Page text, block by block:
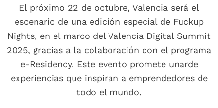
El próximo 22 de octubre, Valencia será el
escenario de una edición especial de Fuckup
Nights, en el marco del Valencia Digital Summit
2025, gracias a la colaboración con el programa
e-Residency. Este evento promete unarde
experiencias que inspiran a emprendedores de
todo el mundo.